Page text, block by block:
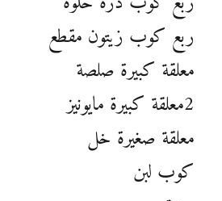
ربع كوب زيتون مقطع
معلقة كبيرة صلصة
2معلقة كبيرة مايونيز
معلقة صغيرة خل
كوب لبن